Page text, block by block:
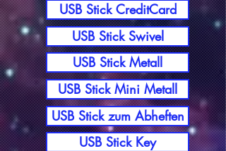
USB Stick CreditCard
USB Stick Swivel
USB Stick Metall
USB Stick Mini Metall
USB Stick zum Abheften
USB Stick Key